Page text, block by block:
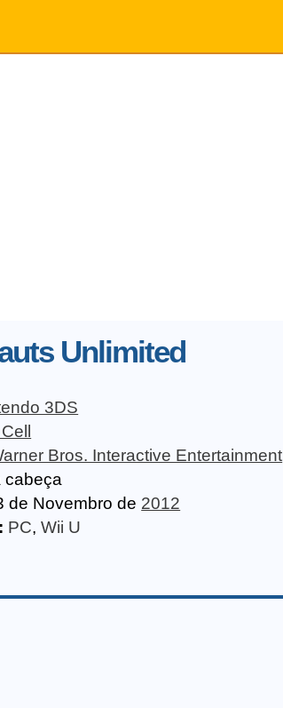
Unlimited
3DS
Bros. Interactive Entertainment
cabeça
de Novembro de 2012
PC,Wii U